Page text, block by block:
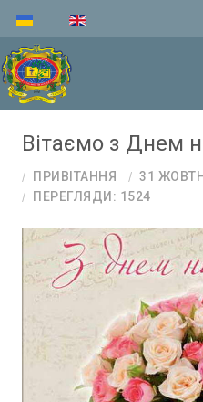
Вітаємо з Днем
ПРИВІТАННЯ
31
ПЕРЕГЛЯДИ: 1524